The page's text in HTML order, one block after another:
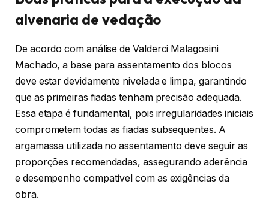
alvenaria de vedação
De acordo com análise de Valderci Malagosini
Machado, a base para assentamento dos blocos
deve estar devidamente nivelada e limpa, garantindo
que as primeiras fiadas tenham precisão adequada.
Essa etapa é fundamental, pois irregularidades iniciais
comprometem todas as fiadas subsequentes. A
argamassa utilizada no assentamento deve seguir as
proporções recomendadas, assegurando aderência
e desempenho compatível com as exigências da
obra.